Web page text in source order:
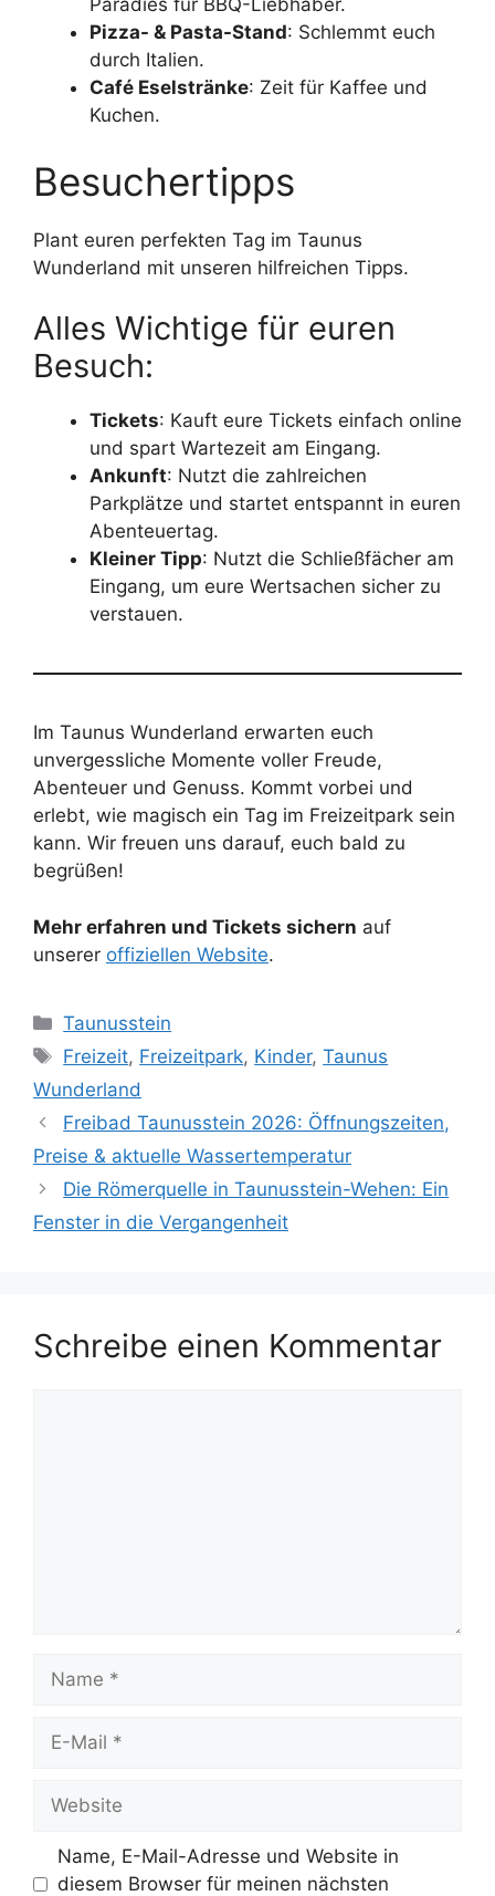
Paradies für BBQ-Liebhaber.
Pizza- & Pasta-Stand: Schlemmt euch
durch Italien.
Café Eselstränke: Zeit für Kaffee und
Kuchen.
Besuchertipps
Plant euren perfekten Tag im Taunus
Wunderland mit unseren hilfreichen Tipps.
Alles Wichtige für euren
Besuch:
Tickets: Kauft eure Tickets einfach online
und spart Wartezeit am Eingang.
Ankunft: Nutzt die zahlreichen
Parkplätze und startet entspannt in euren
Abenteuertag.
Kleiner Tipp: Nutzt die Schließfächer am
Eingang, um eure Wertsachen sicher zu
verstauen.
Im Taunus Wunderland erwarten euch
unvergessliche Momente voller Freude,
Abenteuer und Genuss. Kommt vorbei und
erlebt, wie magisch ein Tag im Freizeitpark sein
kann. Wir freuen uns darauf, euch bald zu
begrüßen!
Mehr erfahren und Tickets sichern auf
unserer offiziellen Website.
Kategorien
Taunusstein
Schlagwörter
Freizeit, Freizeitpark, Kinder,Taunus
Wunderland
Freibad Taunusstein 2026: Öffnungszeiten,
Preise & aktuelle Wassertemperatur
Die Römerquelle in Taunusstein-Wehen: Ein
Fenster in die Vergangenheit
Schreibe einen Kommentar
Mail
Name, E-Mail-Adresse und Website in
diesem Browser für meinen nächsten